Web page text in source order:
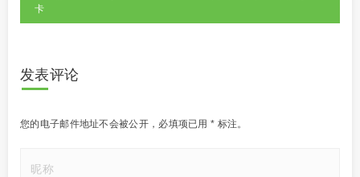
卡
发表评论
您的电子邮件地址不会被公开， 必填项已用* 标注。